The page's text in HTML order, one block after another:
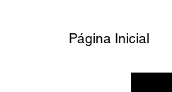
Página Inicial